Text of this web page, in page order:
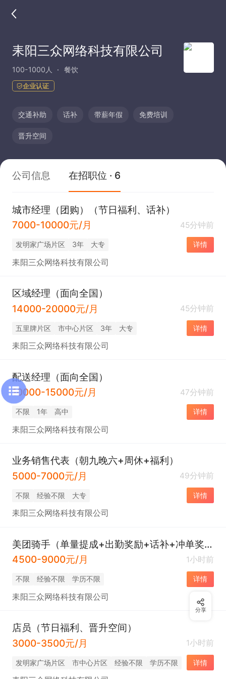
耒阳三众网络科技有限公司
100-1000人 餐饮
企业认证
交通补助 话补 带薪年假 免费培训
晋升空间
公司信息 在招职位 · 6
城市经理（团购）（节日福利、话补）
7000-10000元/月
45分钟前
发明家广场片区 3年 大专 详情
耒阳三众网络科技有限公司
区域经理（面向全国）
14000-20000元/月
45分钟前
五里牌片区 市中心片区 3年 大专 详情
耒阳三众网络科技有限公司
配送经理（面向全国）
10000-15000元/月
47分钟前
不限 1年 高中 详情
耒阳三众网络科技有限公司
业务销售代表（朝九晚六+周休+福利）
5000-7000元/月
49分钟前
不限 经验不限 大专 详情
耒阳三众网络科技有限公司
美团骑手（单量提成+出勤奖励+话补+冲单奖励等）
4500-9000元/月
1小时前
不限 经验不限 学历不限 详情
耒阳三众网络科技有限公司
店员（节日福利、晋升空间）
3000-3500元/月
1小时前
发明家广场片区 市中心片区 经验不限 学历不限 详情
分享